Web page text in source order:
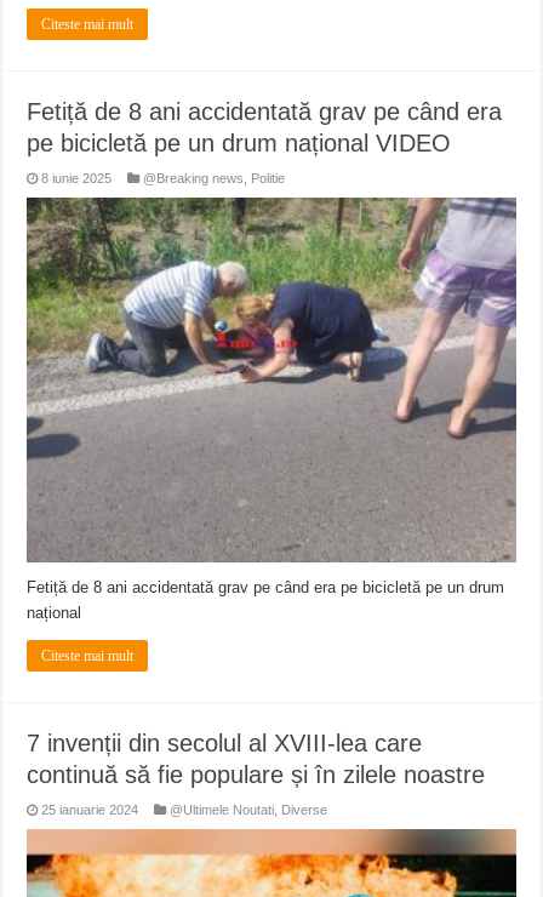
Citeste mai mult
Fetiță de 8 ani accidentată grav pe când era
pe bicicletă pe un drum național VIDEO
8 iunie 2025 @Breaking news Politie
Fetiță de 8 ani accidentată grav pe când era pe bicicletă pe un drum
național
Citeste mai mult
7 invenții din secolul al XVIII-lea care
continuă să fie populare și în zilele noastre
25 ianuarie 2024 @Ultimele Noutati Diverse